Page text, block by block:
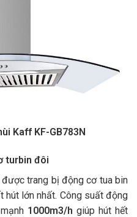
Kaff KF-GB783N
turbin đôi
được trang bị động cơ tua bin
lớn nhất. Công suất động
1000m3/h giúp hút hết